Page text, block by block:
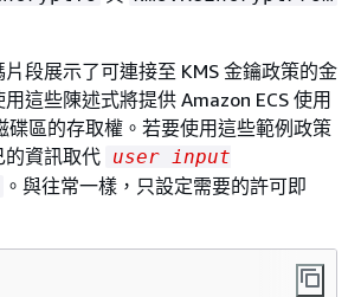
片段展示了可連接至 KMS 金鑰政策的金
這些陳述式將提供 Amazon ECS 使用
碟區的存取權。若要使用這些範例政策
的資訊取代 user input
。與往常一樣，只設定需要的許可即